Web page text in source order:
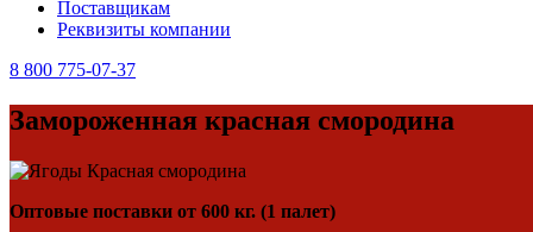
Поставщикам
Реквизиты компании
8 800 775-07-37
Замороженная красная смородина
Оптовые поставки от 600 кг. (1 палет)